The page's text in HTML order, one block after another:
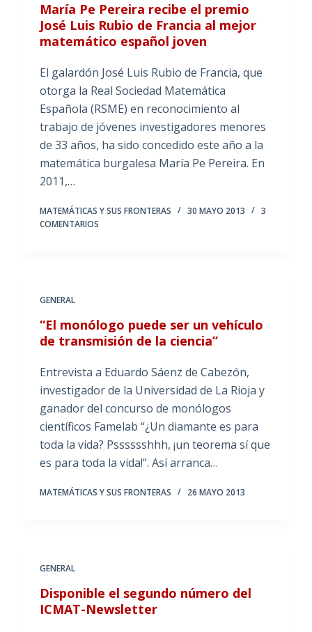
María Pe Pereira recibe el premio
José Luis Rubio de Francia al mejor
matemático español joven
El galardón José Luis Rubio de Francia, que
otorga la Real Sociedad Matemática
Española (RSME) en reconocimiento al
trabajo de jóvenes investigadores menores
de 33 años, ha sido concedido este año a la
matemática burgalesa María Pe Pereira. En
2011,…
MATEMÁTICAS Y SUS FRONTERAS 30 MAYO 2013
3
COMENTARIOS
GENERAL
“El monólogo puede ser un vehículo
de transmisión de la ciencia”
Entrevista a Eduardo Sáenz de Cabezón,
investigador de la Universidad de La Rioja y
ganador del concurso de monólogos
científicos Famelab “¿Un diamante es para
toda la vida? Psssssshhh, ¡un teorema sí que
es para toda la vida!”. Así arranca…
MATEMÁTICAS Y SUS FRONTERAS 26 MAYO 2013
GENERAL
Disponible el segundo número del
ICMAT-Newsletter